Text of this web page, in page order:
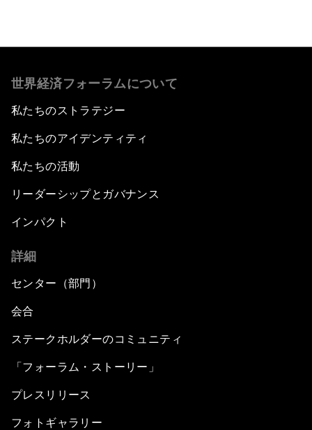
世界経済フォーラムについて
私たちのストラテジー
私たちのアイデンティティ
私たちの活動
リーダーシップとガバナンス
インパクト
詳細
センター（部門）
会合
ステークホルダーのコミュニティ
「フォーラム・ストーリー」
プレスリリース
フォトギャラリー